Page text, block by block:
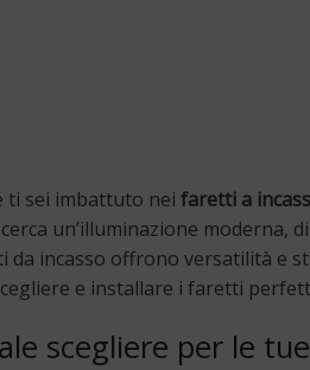
ti sei imbattuto nei faretti a
un’illuminazione moderna,
incasso offrono versatilità e
e installare i faretti
scegliere per le